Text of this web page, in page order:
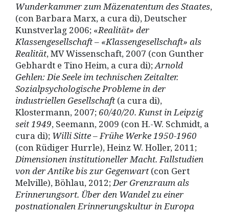
Wunderkammer zum Mäzenatentum des Staates,
(con Barbara Marx, a cura di), Deutscher
Kunstverlag 2006; «Realität» der
Klassengesellschaft– «Klassengesellschaft» als
Realität, MV Wissenschaft, 2007 (con Gunther
Gebhardt e Tino Heim, a cura di);Arnold
Gehlen: Die Seele im technischen Zeitalter.
Sozialpsychologische Probleme in der
industriellen Gesellschaft(a cura di),
Klostermann, 2007; 60/40/20. Kunst in Leipzig
seit 1949, Seemann, 2009 (con H.-W. Schmidt, a
cura di); Willi Sitte– Frühe Werke 1950-1960
(con Rüdiger Hurrle), Heinz W. Holler, 2011;
Dimensionen institutioneller Macht. Fallstudien
von der Antike bis zur Gegenwart(con Gert
Melville), Böhlau, 2012;Der Grenzraum als
Erinnerungsort. Über den Wandel zu einer
postnationalen Erinnerungskultur in Europa